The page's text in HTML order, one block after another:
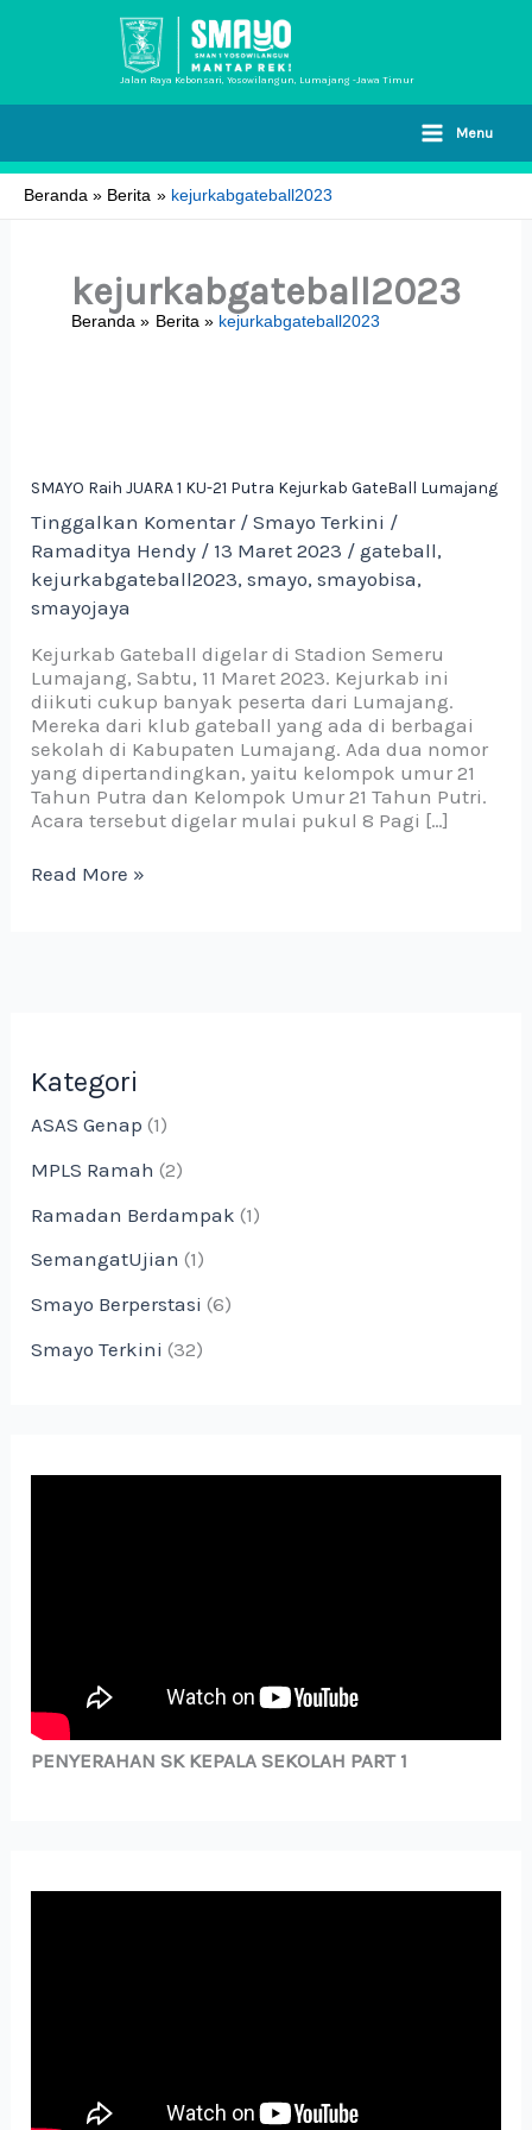
Jalan Raya Kebonsari, Yosowilangun, Lumajang -Jawa Timur
Menu
Beranda Berita kejurkabgateball2023
kejurkabgateball2023
Beranda Berita kejurkabgateball2023
SMAYO Raih JUARA 1 KU-21 Putra Kejurkab GateBall Lumajang
Tinggalkan Komentar /Smayo Terkini /
Ramaditya Hendy / 13 Maret 2023 /gateball,
kejurkabgateball2023,smayo,smayobisa,
smayojaya
Kejurkab Gateball digelar di Stadion Semeru
Lumajang, Sabtu, 11 Maret 2023. Kejurkab ini
diikuti cukup banyak peserta dari Lumajang.
Mereka dari klub gateball yang ada di berbagai
sekolah di Kabupaten Lumajang. Ada dua nomor
yang dipertandingkan, yaitu kelompok umur 21
Tahun Putra dan Kelompok Umur 21 Tahun Putri.
Acara tersebut digelar mulai pukul 8 Pagi […]
JUARA
KU-
21
Putra
Kejurkab
GateBall
Lumajang
Read More »
Kategori
ASAS Genap (1)
MPLS Ramah (2)
Ramadan Berdampak (1)
SemangatUjian (1)
Smayo Berperstasi (6)
Smayo Terkini (32)
PENYERAHAN SK KEPALA SEKOLAH PART 1